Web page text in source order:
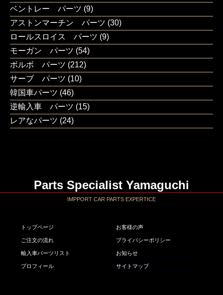
ベントレー パーツ (9)
アストンマーチン パーツ (30)
ロールスロイス パーツ (9)
モーガン パーツ (54)
ボルボ パーツ (212)
サーブ パーツ (10)
韓国車パーツ (46)
逆輸入車 パーツ (15)
レアなパーツ (24)
Parts Specialist Yamaguchi
IMPPORT CAR PARTS EXPERTICE
トップページ
ご注文の流れ
輸入車パーツリスト
プロフィール
お客様の声
プライバシーポリシー
お知らせ
サイトマップ